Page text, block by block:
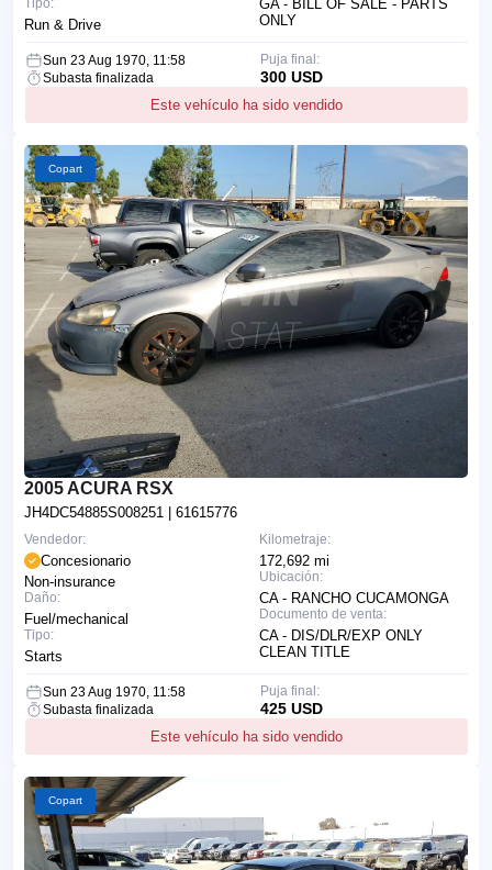
GA - BILL OF SALE - PARTS
ONLY
Run & Drive
Sun 23 Aug 1970, 11:58
Subasta finalizada
Este vehículo ha sido vendido
Puja final:
300 USD
Copart
2005 ACURA RSX
JH4DC54885S008251 | 61615776
Kilometraje:
172,692 mi
Ubicación:
CA - RANCHO CUCAMONGA
Documento de venta:
CA - DIS/DLR/EXP ONLY
CLEAN TITLE
Vendedor:
Concesionario
Non-insurance
Daño:
Fuel/mechanical
Tipo:
Starts
Sun 23 Aug 1970, 11:58
Subasta finalizada
Este vehículo ha sido vendido
Puja final:
425 USD
Copart